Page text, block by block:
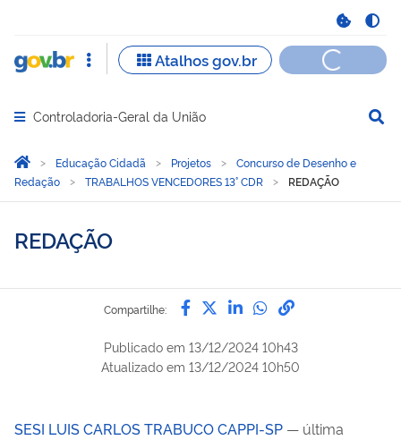
Abrir menu principal de navegação
Controladoria-Geral da União
Você está aqui:
Página Inicial
Educação Cidadã Projetos
Concurso de Desenho e
Redação
TRABALHOS VENCEDORES 13° CDR REDAÇÃO
REDAÇÃO
Compartilhe: Compartilhe por Facebook
Compartilhe por Twitter
Compartilhe por
Compartilhe
link para
Publicado em 13/12/2024 10h43
Atualizado em 13/12/2024 10h50
SESI LUIS CARLOS TRABUCO CAPPI-SP — última